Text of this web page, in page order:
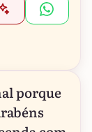
porque